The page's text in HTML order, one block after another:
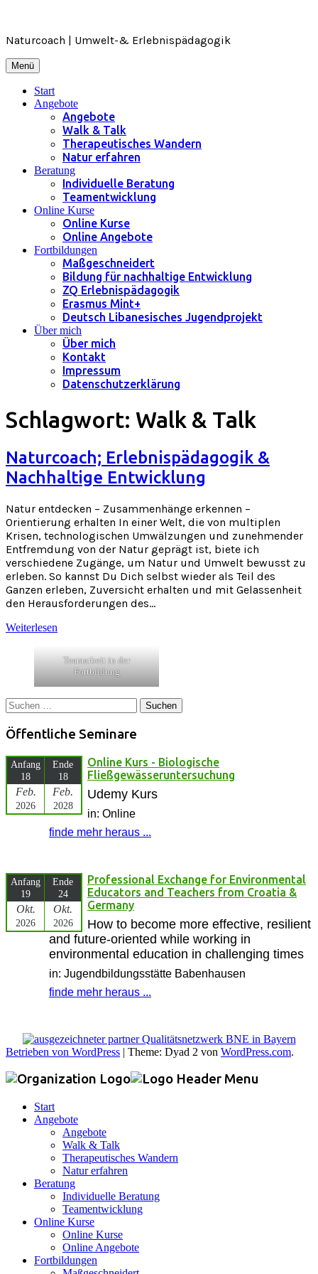
springen
Naturcoach | Umwelt-& Erlebnispädagogik
Menü
Start
Angebote
Angebote
Walk & Talk
Therapeutisches Wandern
Natur erfahren
Beratung
Individuelle Beratung
Teamentwicklung
Online Kurse
Online Kurse
Online Angebote
Fortbildungen
Maßgeschneidert
Bildung für nachhaltige Entwicklung
ZQ Erlebnispädagogik
Erasmus Mint+
Deutsch Libanesisches Jugendprojekt
Über mich
Über mich
Kontakt
Impressum
Datenschutzerklärung
Schlagwort: Walk & Talk
Naturcoach; Erlebnispädagogik &
Nachhaltige Entwicklung
Natur entdecken – Zusammenhänge erkennen –
Orientierung erhalten In einer Welt, die von multiplen
Krisen, technologischen Umwälzungen und zunehmender
Entfremdung von der Natur geprägt ist, biete ich
verschiedene Zugänge, um Natur und Umwelt bewusst zu
erleben. So kannst Du Dich selbst wieder als Teil des
Ganzen erleben, Zuversicht erhalten und mit Gelassenheit
den Herausforderungen des…
Weiterlesen
Teamarbeit in der
Fortbildung
Suchen
nach:
Öffentliche Seminare
Anfang
18
Feb.
2026
Ende
18
Feb.
2028
Online Kurs - Biologische
Fließgewässeruntersuchung
Udemy Kurs
in: Online
finde mehr heraus ...
Anfang
19
Okt.
2026
Ende
24
Okt.
2026
Professional Exchange for Environmental
Educators and Teachers from Croatia &
Germany
How to become more effective, resilient
and future-oriented while working in
environmental education in challenging times
in: Jugendbildungsstätte Babenhausen
finde mehr heraus ...
Betrieben von WordPress | Theme: Dyad 2 von WordPress.com.
Start
Angebote
Angebote
Walk & Talk
Therapeutisches Wandern
Natur erfahren
Beratung
Individuelle Beratung
Teamentwicklung
Online Kurse
Online Kurse
Online Angebote
Fortbildungen